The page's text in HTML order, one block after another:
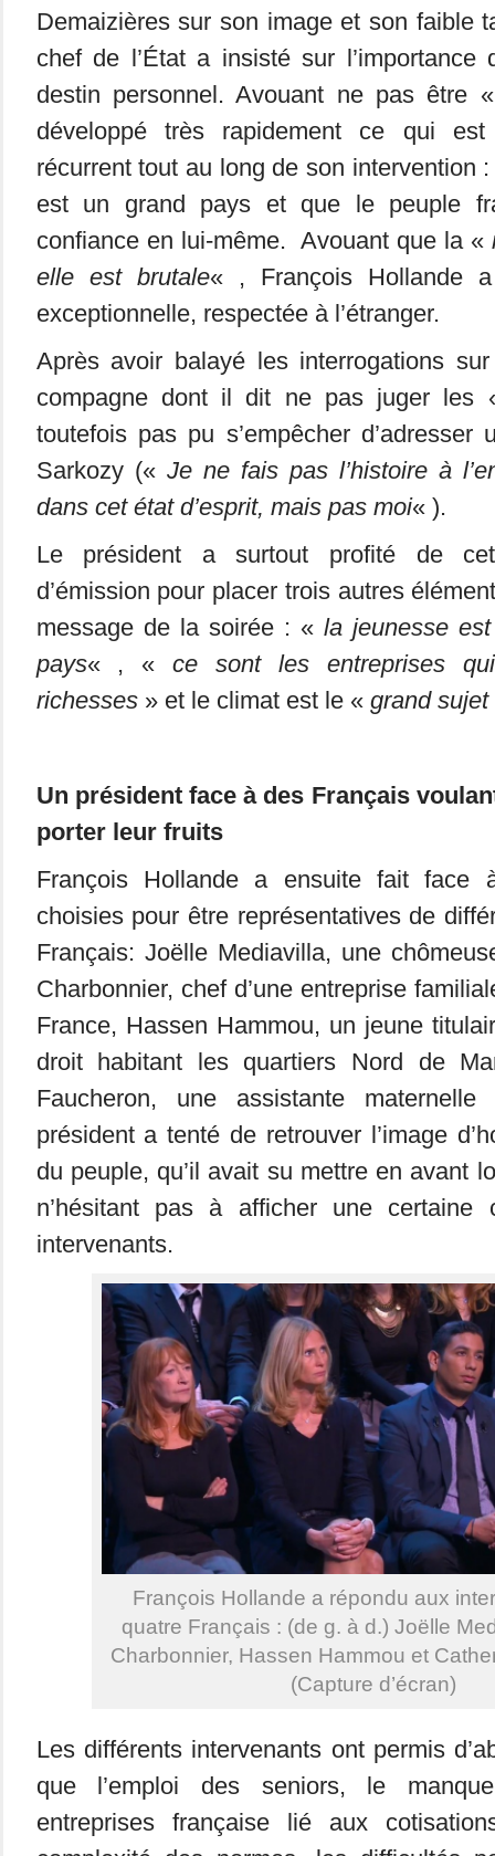
Demaizières sur son image et son faible
chef de l’État a insisté sur l’importance
destin personnel. Avouant ne pas être
développé très rapidement ce qui
récurrent tout au long de son intervention
est un grand pays et que le peuple
confiance en lui-même. Avouant que la «
elle est brutale« , François Hollande
exceptionnelle, respectée à l’étranger.
Après avoir balayé les interrogations
compagne dont il dit ne pas juger
toutefois pas pu s’empêcher
Sarkozy (« Je ne fais pas l’histoire à
dans cet état d’esprit, mais pas moi« ).
Le président a surtout profité de
d’émission pour placer trois autres
message de la soirée : «la jeunesse
pays« , «ce sont les entreprises
richesses» et le climat est le « grand sujet
Un président face à des Français
porter leur fruits
François Hollande a ensuite fait face
choisies pour être représentatives de
Français: Joëlle Mediavilla, une
Charbonnier, chef d’une entreprise
France, Hassen Hammou, un jeune
droit habitant les quartiers Nord de
Faucheron, une assistante
président a tenté de retrouver l’image
du peuple, qu’il avait su mettre en avant
n’hésitant pas à afficher une certaine
intervenants.
François Hollande a répondu aux
quatre Français : (de g. à d.) Joëlle
Charbonnier, Hassen Hammou et
(Capture d’écran)
Les différents intervenants ont permis
que l’emploi des seniors, le
entreprises française lié aux